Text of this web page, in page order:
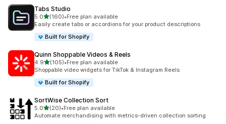
Tabs Studio
5.05つ星中
(160)
合計レビュー数：160件
•Free plan available
Easily create tabs or accordions for your product descriptions
Built for Shopify
Quinn Shoppable Videos & Reels
4.95つ星中
(105)
合計レビュー数：105件
•Free plan available
Shoppable video widgets for TikTok & Instagram Reels
Built for Shopify
SortWise Collection Sort
5.05つ星中
(20)
合計レビュー数：20件
•Free plan available
Automate merchandising with metrics-driven collection sorting